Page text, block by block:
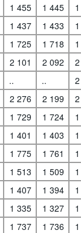
1 455 1 445
1 437 1 433
1 725 1 718
2 101 2 092
.. ..
2 276 2 199
1 729 1 724
1 401 1 403
1 775 1 761
1 513 1 509
1 407 1 394
1 335 1 327
1 737 1 736